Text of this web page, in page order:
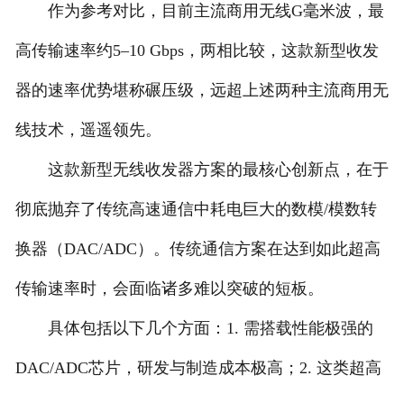
作为参考对比，目前主流商用无线G毫米波，最
高传输速率约5–10 Gbps，两相比较，这款新型收发
器的速率优势堪称碾压级，远超上述两种主流商用无
线技术，遥遥领先。
这款新型无线收发器方案的最核心创新点，在于
彻底抛弃了传统高速通信中耗电巨大的数模/模数转
换器（DAC/ADC）。传统通信方案在达到如此超高
传输速率时，会面临诸多难以突破的短板。
具体包括以下几个方面：1. 需搭载性能极强的
DAC/ADC芯片，研发与制造成本极高；2. 这类超高